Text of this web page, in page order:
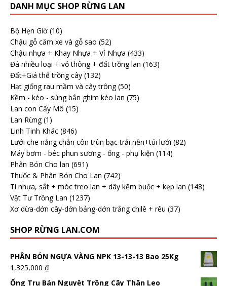
DANH MỤC SHOP RỪNG LAN
Bộ Hẹn Giờ (10)
Chậu gỗ căm xe và gỗ sao (52)
Chậu nhựa + Khay Nhựa + Vỉ Nhựa (433)
Đá nhiều loại + vỏ thông + đất trồng lan (163)
Đất+Giá thể trồng cây (132)
Hạt giống rau mầm và cây trông (50)
Kềm - kéo - súng bắn ghim kéo lan (75)
Lan con Cấy Mô (15)
Lan Rừng (1)
Linh Tinh Khác (846)
Lưới che nắng chắn côn trùn bạc trải nền+túi lưới (82)
Máy bơm - béc phun sương - ống - phụ kiện (114)
Phân Bón Cho lan (691)
Thuốc & Phân Bón Cho Lan (742)
Ti nhựa, sắt + móc treo lan + dây kẽm buộc + kẹp lan (148)
Vật Tư Trồng Lan (1237)
Xơ dừa-dớn cây-dớn bảng-dớn trắng chilê + rêu (37)
SHOP RỪNG LAN.COM
PHÂN BÓN NGỰA VÀNG NPK 13-13-13 Bao 25Kg
1,325,000 ₫
Ống Trụ Bán Nguyệt Trồng Cây Thân Leo